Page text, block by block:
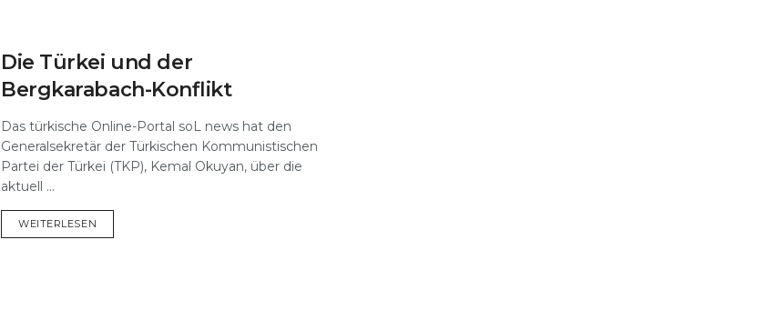
Die Türkei und der
Bergkarabach-Konflikt
Das türkische Online-Portal soL news hat den
Generalsekretär der Türkischen Kommunistischen
Partei der Türkei (TKP), Kemal Okuyan, über die
aktuell ...
WEITERLESEN